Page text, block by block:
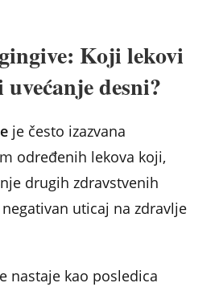
Koji lekovi
desni?
je često izazvana
određenih lekova koji,
drugih zdravstvenih
uticaj na zdravlje
nastaje kao posledica